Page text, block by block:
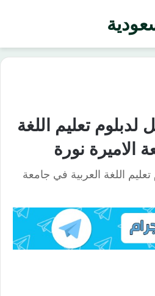
تعليم اللغة
الاميرة نورة
اللغة العربية في جامعة